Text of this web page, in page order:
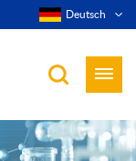
Deutsch